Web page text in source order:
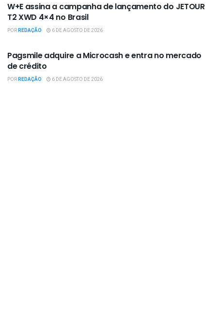
W+E assina a campanha de lançamento do JETOUR
T2 XWD 4×4 no Brasil
PORREDAÇÃO 6 DE AGOSTO DE 2026
Pagsmile adquire a Microcash e entra no mercado
de crédito
PORREDAÇÃO 6 DE AGOSTO DE 2026